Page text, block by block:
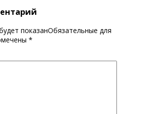
показанОбязательные для
*